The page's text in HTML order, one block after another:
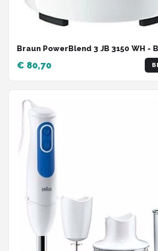
Braun PowerBlend 3 JB 3150 WH -
€ 80,70